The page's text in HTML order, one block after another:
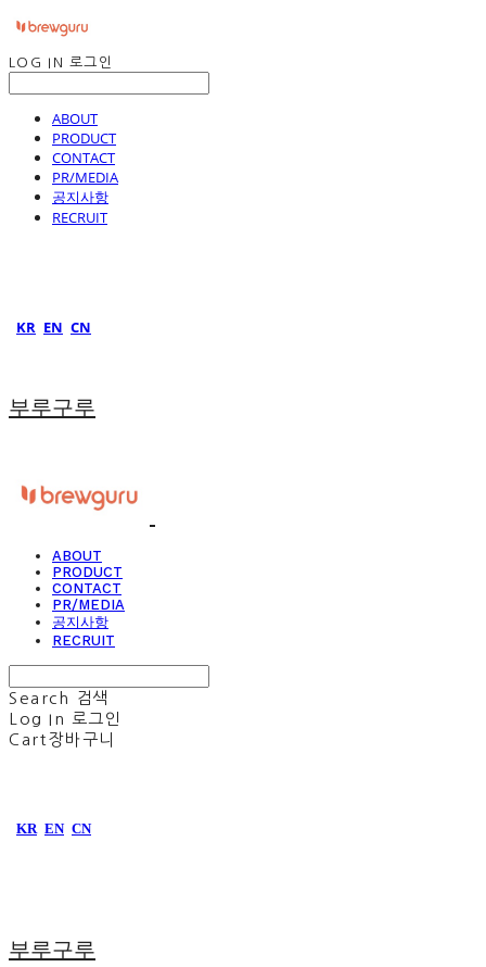
LOG IN 로그인
ABOUT
PRODUCT
CONTACT
PR/MEDIA
공지사항
RECRUIT
KR EN CN
부루구루
ABOUT
PRODUCT
CONTACT
PR/MEDIA
공지사항
RECRUIT
Search
검색
Log In 로그인
Cart 장바구니
KR EN CN
부루구루